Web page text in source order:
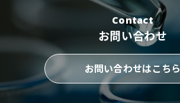
Contact
お問い合わせ
お問い合わせはこちら